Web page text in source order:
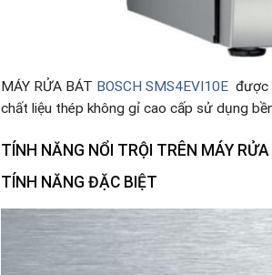
MÁY RỬA BÁT BOSCH SMS4EVI10E được
chất liệu thép không gỉ cao cấp sử dụng
TÍNH NĂNG NỔI TRỘI TRÊN MÁY
TÍNH NĂNG ĐẶC BIỆT